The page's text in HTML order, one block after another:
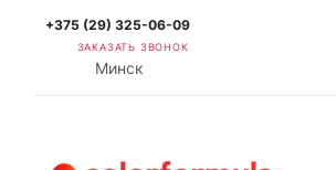
+375 (29) 325-06-09
ЗАКАЗАТЬ ЗВОНОК
Минск